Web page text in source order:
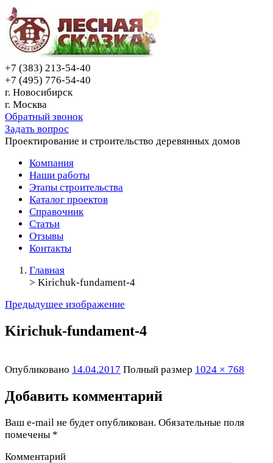
+7 (383) 213-54-40
+7 (495) 776-54-40
г. Новосибирск
г. Москва
Обратный звонок
Задать вопрос
Проектирование и строительство деревянных домов
Компания
Наши работы
Этапы строительства
Каталог проектов
Справочник
Статьи
Отзывы
Контакты
Главная
> Kirichuk-fundament-4
Предыдущее изображение
Kirichuk-fundament-4
Опубликовано 14.04.2017 Полный размер 1024 × 768
Добавить комментарий
Ваш e-mail не будет опубликован. Обязательные поля
помечены *
Комментарий